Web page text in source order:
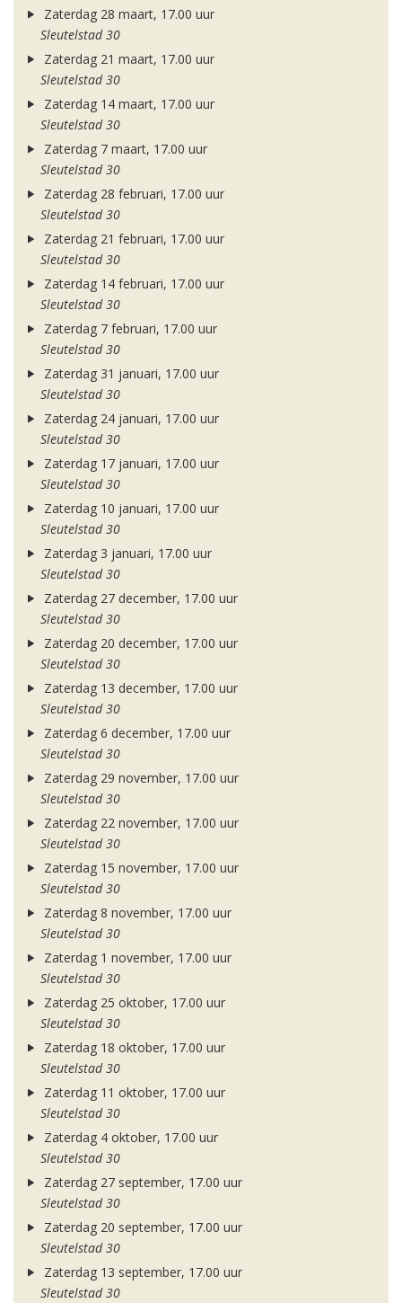
Zaterdag 28 maart, 17.00 uur
Sleutelstad 30
Zaterdag 21 maart, 17.00 uur
Sleutelstad 30
Zaterdag 14 maart, 17.00 uur
Sleutelstad 30
Zaterdag 7 maart, 17.00 uur
Sleutelstad 30
Zaterdag 28 februari, 17.00 uur
Sleutelstad 30
Zaterdag 21 februari, 17.00 uur
Sleutelstad 30
Zaterdag 14 februari, 17.00 uur
Sleutelstad 30
Zaterdag 7 februari, 17.00 uur
Sleutelstad 30
Zaterdag 31 januari, 17.00 uur
Sleutelstad 30
Zaterdag 24 januari, 17.00 uur
Sleutelstad 30
Zaterdag 17 januari, 17.00 uur
Sleutelstad 30
Zaterdag 10 januari, 17.00 uur
Sleutelstad 30
Zaterdag 3 januari, 17.00 uur
Sleutelstad 30
Zaterdag 27 december, 17.00 uur
Sleutelstad 30
Zaterdag 20 december, 17.00 uur
Sleutelstad 30
Zaterdag 13 december, 17.00 uur
Sleutelstad 30
Zaterdag 6 december, 17.00 uur
Sleutelstad 30
Zaterdag 29 november, 17.00 uur
Sleutelstad 30
Zaterdag 22 november, 17.00 uur
Sleutelstad 30
Zaterdag 15 november, 17.00 uur
Sleutelstad 30
Zaterdag 8 november, 17.00 uur
Sleutelstad 30
Zaterdag 1 november, 17.00 uur
Sleutelstad 30
Zaterdag 25 oktober, 17.00 uur
Sleutelstad 30
Zaterdag 18 oktober, 17.00 uur
Sleutelstad 30
Zaterdag 11 oktober, 17.00 uur
Sleutelstad 30
Zaterdag 4 oktober, 17.00 uur
Sleutelstad 30
Zaterdag 27 september, 17.00 uur
Sleutelstad 30
Zaterdag 20 september, 17.00 uur
Sleutelstad 30
Zaterdag 13 september, 17.00 uur
Sleutelstad 30